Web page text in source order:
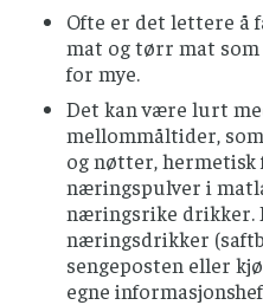
Ofte er det lettere å
mat og tørr mat
for mye.
Det kan være lurt
mellommåltider,
og nøtter,
næringspulver i
næringsrike drikker.
næringsdrikker
sengeposten eller
egne